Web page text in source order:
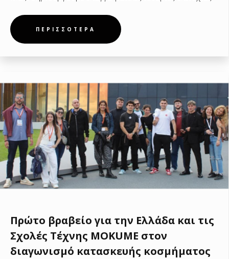
ΠΕΡΙΣΣΟΤΕΡΑ
Πρώτο βραβείο για την Ελλάδα και τις
Σχολές Τέχνης MOKUME στον
διαγωνισμό κατασκευής κοσμήματος